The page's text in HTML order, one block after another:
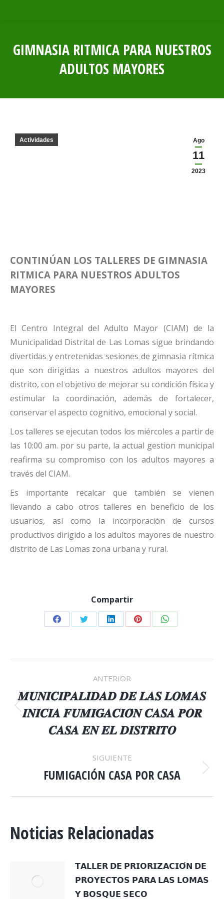
GIMNASIA RITMICA PARA NUESTROS
ADULTOS MAYORES
Ago
11
2023
Actividades
CONTINÚAN LOS TALLERES DE GIMNASIA
RITMICA PARA NUESTROS ADULTOS
MAYORES
El Centro Integral del Adulto Mayor (CIAM) de la
Municipalidad Distrital de Las Lomas sigue brindando
divertidas y entretenidas sesiones de gimnasia rítmica
que son dirigidas a nuestros adultos mayores del
distrito, con el objetivo de mejorar su condición física y
estimular la coordinación, además de fortalecer,
conservar el aspecto cognitivo, emocional y social.
Los talleres se ejecutan todos los miércoles a partir de
las 10:00 am. por su parte, la actual gestion municipal
reafirma su compromiso con los adultos mayores a
través del CIAM.
Es importante recalcar que también se vienen
llevando a cabo otros talleres en beneficio de los
usuarios, así como la incorporación de cursos
productivos dirigido a los adultos mayores de nuestro
distrito de Las Lomas zona urbana y rural.
Compartir
Share
Facebook
Share
Twitter
Share
LinkedIn
Share
Pinterest
Share
WhatsApp
NAVEGACIÓN
ENTRE
PUBLICACIONES
ANTERIOR
Publicación
anterior:
𝑴𝑼𝑵𝑰𝑪𝑰𝑷𝑨𝑳𝑰𝑫𝑨𝑫 𝑫𝑬 𝑳𝑨𝑺 𝑳𝑶𝑴𝑨𝑺
𝑰𝑵𝑰𝑪𝑰𝑨 𝑭𝑼𝑴𝑰𝑮𝑨𝑪𝑰𝑶́𝑵 𝑪𝑨𝑺𝑨 𝑷𝑶𝑹
𝑪𝑨𝑺𝑨 𝑬𝑵 𝑬𝑳 𝑫𝑰𝑺𝑻𝑹𝑰𝑻𝑶
SIGUIENTE
Publicación
FUMIGACIÓN CASA POR CASA
Noticias Relacionadas
𝗧𝗔𝗟𝗟𝗘𝗥 𝗗𝗘 𝗣𝗥𝗜𝗢𝗥𝗜𝗭𝗔𝗖𝗜𝗢́𝗡 𝗗𝗘
𝗣𝗥𝗢𝗬𝗘𝗖𝗧𝗢𝗦 𝗣𝗔𝗥𝗔 𝗟𝗔𝗦 𝗟𝗢𝗠𝗔𝗦
𝗬 𝗕𝗢𝗦𝗤𝗨𝗘 𝗦𝗘𝗖𝗢